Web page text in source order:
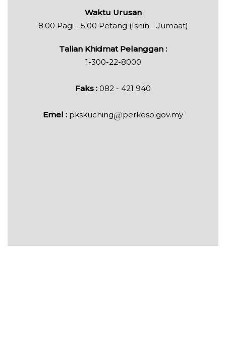
Waktu Urusan
8.00 Pagi - 5.00 Petang (Isnin - Jumaat)
Talian Khidmat Pelanggan :
1-300-22-8000
Faks : 082 - 421 940
Emel : pkskuching perkeso.gov.my